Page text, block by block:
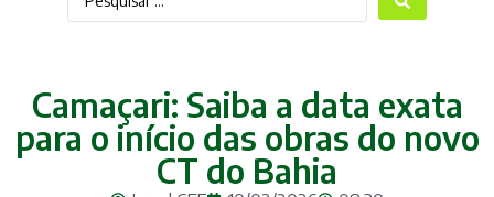
Camaçari: Saiba a data exata
para o início das obras do novo
CT do Bahia